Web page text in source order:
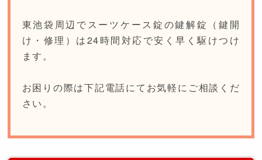
東池袋周辺でスーツケース錠の鍵解錠（鍵開
け・修理）は24時間対応で安く早く駆けつけ
ます。
お困りの際は下記電話にてお気軽にご相談くだ
さい。